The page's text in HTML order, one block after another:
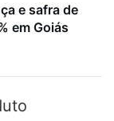
e safra de
em Goiás